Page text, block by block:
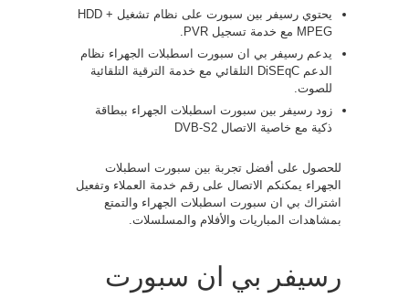
يحتوي رسيفر بين سبورت على نظام تشغيل HDD +
MPEG مع خدمة تسجيل PVR.
يدعم رسيفر بي ان سبورت اسطبلات الجهراء نظام
الدعم DiSEqC التلقائي مع خدمة الترقية التلقائية
للصوت.
زود رسيفر بين سبورت اسطبلات الجهراء ببطاقة
ذكية مع خاصية الاتصال DVB-S2
للحصول على أفضل تجربة بين سبورت اسطبلات
الجهراء يمكنكم الاتصال على رقم خدمة العملاء وتفعيل
اشتراك بي ان سبورت اسطبلات الجهراء والتمتع
بمشاهدات المباريات والأفلام والمسلسلات.
رسيفر بي ان سبورت